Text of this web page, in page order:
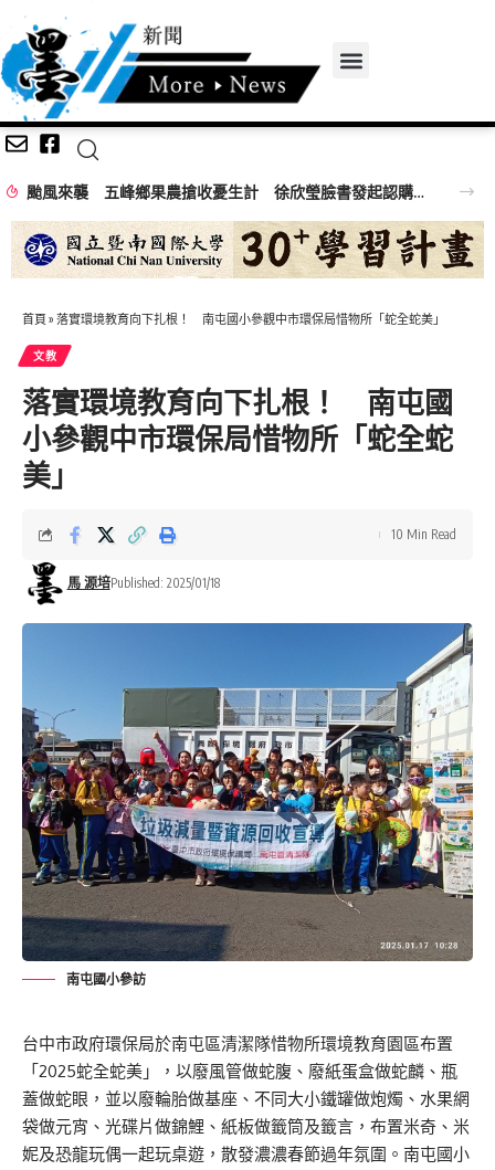
颱風來襲 五峰鄉果農搶收憂生計 徐欣瑩臉書發起認購水梨行動
首頁 » 落實環境教育向下扎根！ 南屯國小參觀中市環保局惜物所「蛇全蛇美」
文教
落實環境教育向下扎根！ 南屯國
小參觀中市環保局惜物所「蛇全蛇
美」
馬 源培Published: 2025/01/18
10 Min Read
南屯國小參訪
台中市政府環保局於南屯區清潔隊惜物所環境教育園區布置
「2025蛇全蛇美」，以廢風管做蛇腹、廢紙蛋盒做蛇麟、瓶
蓋做蛇眼，並以廢輪胎做基座、不同大小鐵罐做炮燭、水果網
袋做元宵、光碟片做錦鯉、紙板做籤筒及籤言，布置米奇、米
妮及恐龍玩偶一起玩桌遊，散發濃濃春節過年氛圍。南屯國小